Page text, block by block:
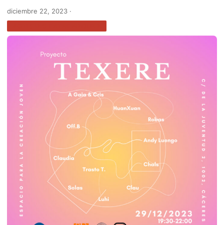
diciembre 22, 2023 ·